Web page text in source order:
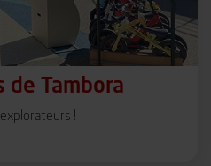
de Tambora
!